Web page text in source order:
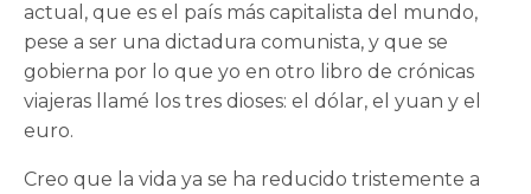
actual, que es el país más capitalista del mundo,
pese a ser una dictadura comunista, y que se
gobierna por lo que yo en otro libro de crónicas
viajeras llamé los tres dioses: el dólar, el yuan y el
euro.
Creo que la vida ya se ha reducido tristemente a